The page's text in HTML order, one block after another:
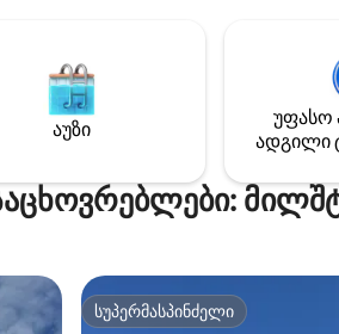
და მყუდრო ატმოსფერო,
ნამდვილი დასვენების
დაბინავებისას
მისასალმებელი ნაკრები
ღვინითა და შოკოლადით.
აუზი
უფასო
ადგილი
სუპერმასპინძელი
სუპერმასპინძელი